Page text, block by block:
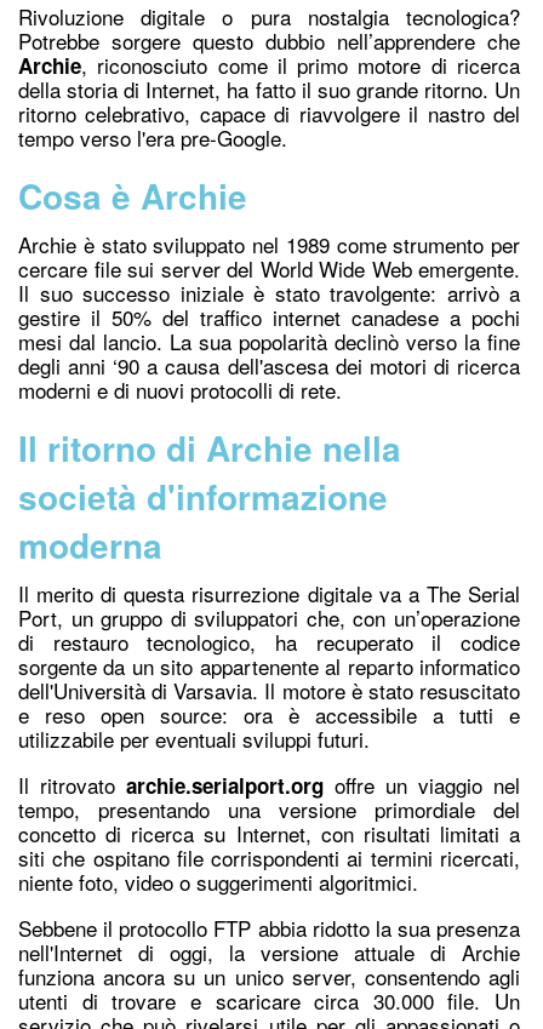
Rivoluzione digitale o pura nostalgia tecnologica?
Potrebbe sorgere questo dubbio nell’apprendere che
Archie, riconosciuto come il primo motore di ricerca
della storia di Internet, ha fatto il suo grande ritorno. Un
ritorno celebrativo, capace di riavvolgere il nastro del
tempo verso l'era pre-Google.
Cosa è Archie
Archie è stato sviluppato nel 1989 come strumento per
cercare file sui server del World Wide Web emergente.
Il suo successo iniziale è stato travolgente: arrivò a
gestire il 50% del traffico internet canadese a pochi
mesi dal lancio. La sua popolarità declinò verso la fine
degli anni ‘90 a causa dell'ascesa dei motori di ricerca
moderni e di nuovi protocolli di rete.
Il ritorno di Archie nella
società d'informazione
moderna
Il merito di questa risurrezione digitale va a The Serial
Port, un gruppo di sviluppatori che, con un’operazione
di restauro tecnologico, ha recuperato il codice
sorgente da un sito appartenente al reparto informatico
dell'Università di Varsavia. Il motore è stato resuscitato
e reso open source: ora è accessibile a tutti e
utilizzabile per eventuali sviluppi futuri.
Il ritrovato archie.serialport.org offre un viaggio nel
tempo, presentando una versione primordiale del
concetto di ricerca su Internet, con risultati limitati a
siti che ospitano file corrispondenti ai termini ricercati,
niente foto, video o suggerimenti algoritmici.
Sebbene il protocollo FTP abbia ridotto la sua presenza
nell'Internet di oggi, la versione attuale di Archie
funziona ancora su un unico server, consentendo agli
utenti di trovare e scaricare circa 30.000 file. Un